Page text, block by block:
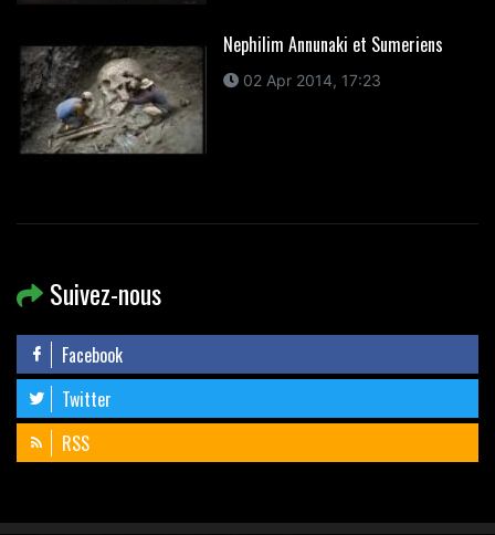
Nephilim Annunaki et Sumeriens
02 Apr 2014, 17:23
Suivez-nous
Facebook
Twitter
RSS